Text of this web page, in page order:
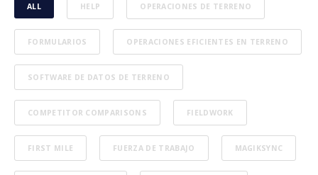
ALL HELP OPERACIONES DE TERRENO
FORMULARIOS OPERACIONES EFICIENTES EN TERRENO
SOFTWARE DE DATOS DE TERRENO
COMPETITOR COMPARISONS FIELDWORK
FIRST MILE FUERZA DE TRABAJO MAGIKSYNC